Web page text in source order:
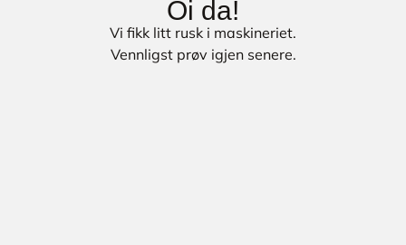
Oi da!
Vi fikk litt rusk i maskineriet.
Vennligst prøv igjen senere.